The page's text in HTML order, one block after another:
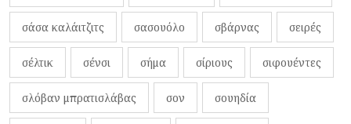
σάσα καλάιτζιτς σασουόλο σβάρνας σειρές
σέλτικ σένσι σήμα σίριους σιφουέντες
σλόβαν μπρατισλάβας σον σουηδία